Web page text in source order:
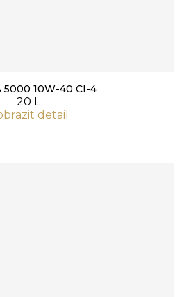
5000 10W-40 CI-4
20 L
detail